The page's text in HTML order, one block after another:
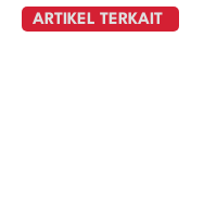
ARTIKEL TERKAIT